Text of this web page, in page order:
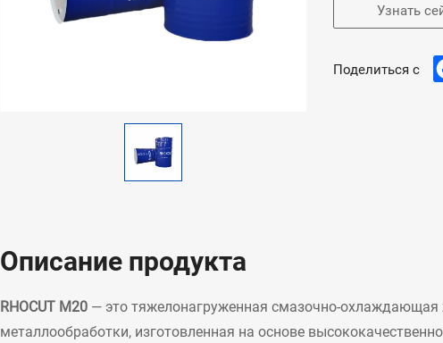
Узнать
Поделиться с
Описание продукта
RHOCUT M20 — это тяжелонагруженная смазочно-охлаждающая
металлообработки, изготовленная на основе